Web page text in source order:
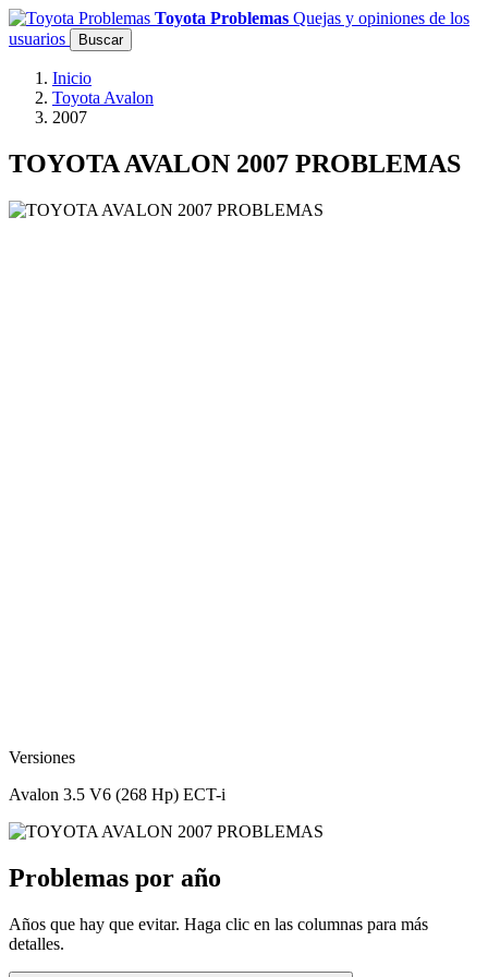
Toyota Problemas Quejas y opiniones de los
usuarios
Buscar
Inicio
Toyota Avalon
2007
TOYOTA AVALON 2007 PROBLEMAS
Versiones
Avalon 3.5 V6 (268 Hp) ECT-i
Problemas por año
Años que hay que evitar. Haga clic en las columnas para más
detalles.